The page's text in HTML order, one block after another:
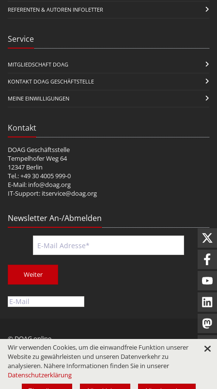
REFERENTEN & AUTOREN INFOLETTER
Service
MITGLIEDSCHAFT DOAG
KONTAKT DOAG GESCHÄFTSTELLE
MEINE EINWILLIGUNGEN
Kontakt
DOAG Geschäftsstelle
Tempelhofer Weg 64
12347 Berlin
Tel.: +49 30 4005 999-0
E-Mail: info@doag.org
IT-Support: itservice@doag.org
Newsletter An-/Abmelden
Weiter
© DOAG online
Impressum
Datenschutz Nutzungsbedingungen
Wir verwenden Cookies, um die einwandfreie Funktion unserer
Website zu gewährleisten und unseren Datenverkehr zu
analysieren. Nähere Informationen finden Sie in unserer
Datenschutzerklärung